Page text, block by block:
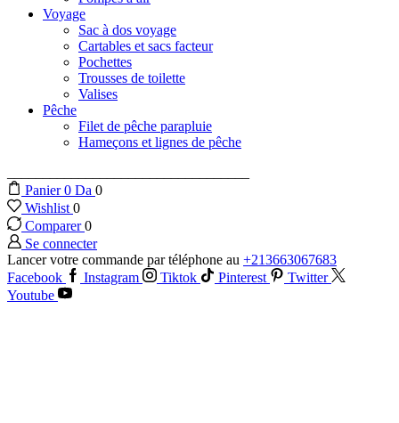
Voyage
Sac à dos voyage
Cartables et sacs facteur
Pochettes
Trousses de toilette
Valises
Pêche
Filet de pêche parapluie
Hameçons et lignes de pêche
Panier0 Da 0
Wishlist 0
Comparer0
Se connecter
Lancer votre commande par téléphone au +213663067683
Facebook
Instagram Tiktok Pinterest
Twitter
Youtube